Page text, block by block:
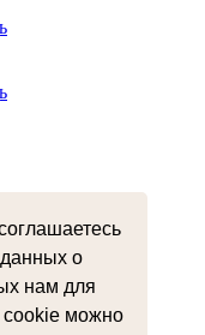
о
нам для
cookie можно
услуг